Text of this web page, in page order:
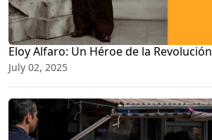
Eloy Alfaro: Un Héroe de la
July 02, 2025